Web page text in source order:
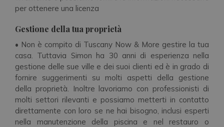
per ottenere una licenza
Gestione della tua proprietà
• Non è compito di Tuscany Now & More gestire la tua
casa. Tuttavia Simon ha 30 anni di esperienza nella
gestione delle sue ville e dei suoi clienti ed è in grado di
fornire suggerimenti su molti aspetti della gestione
della proprietà. Inoltre lavoriamo con professionisti di
molti settori rilevanti e possiamo metterti in contatto
direttamente con loro se ne hai bisogno, inclusi esperti
nella manutenzione della piscina e nel restauro o